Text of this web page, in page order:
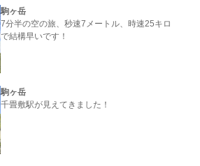
駒ヶ岳
7分半の空の旅、秒速7メートル、時速25キロ
で結構早いです！
駒ヶ岳
千畳敷駅が見えてきました！